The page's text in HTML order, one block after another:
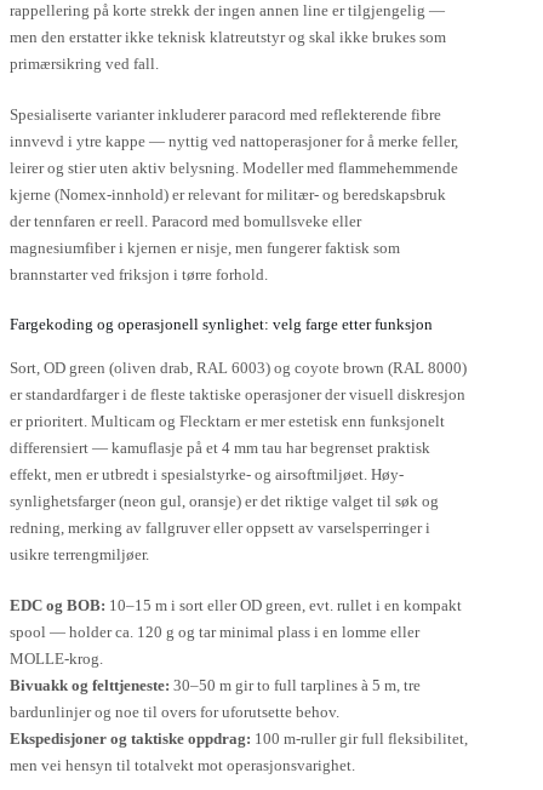
rappellering på korte strekk der ingen annen line er tilgjengelig —
men den erstatter ikke teknisk klatreutstyr og skal ikke brukes som
primærsikring ved fall.
Spesialiserte varianter inkluderer paracord med reflekterende fibre
innvevd i ytre kappe — nyttig ved nattoperasjoner for å merke feller,
leirer og stier uten aktiv belysning. Modeller med flammehemmende
kjerne (Nomex-innhold) er relevant for militær- og beredskapsbruk
der tennfaren er reell. Paracord med bomullsveke eller
magnesiumfiber i kjernen er nisje, men fungerer faktisk som
brannstarter ved friksjon i tørre forhold.
Fargekoding og operasjonell synlighet: velg farge etter funksjon
Sort, OD green (oliven drab, RAL 6003) og coyote brown (RAL 8000)
er standardfarger i de fleste taktiske operasjoner der visuell diskresjon
er prioritert. Multicam og Flecktarn er mer estetisk enn funksjonelt
differensiert — kamuflasje på et 4 mm tau har begrenset praktisk
effekt, men er utbredt i spesialstyrke- og airsoftmiljøet. Høy-
synlighetsfarger (neon gul, oransje) er det riktige valget til søk og
redning, merking av fallgruver eller oppsett av varselsperringer i
usikre terrengmiljøer.
EDC og BOB: 10–15 m i sort eller OD green, evt. rullet i en kompakt
spool — holder ca. 120 g og tar minimal plass i en lomme eller
MOLLE-krog.
Bivuakk og felttjeneste: 30–50 m gir to full tarplines à 5 m, tre
bardunlinjer og noe til overs for uforutsette behov.
Ekspedisjoner og taktiske oppdrag: 100 m-ruller gir full fleksibilitet,
men vei hensyn til totalvekt mot operasjonsvarighet.